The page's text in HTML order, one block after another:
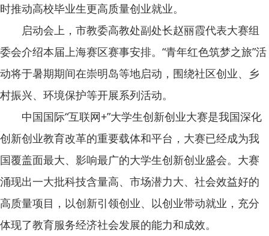
时推动高校毕业生更高质量创业就业。
启动会上，市教委高教处副处长赵丽霞代表大赛组
委会介绍本届上海赛区赛事安排。“青年红色筑梦之旅”活
动将于暑期期间在崇明岛等地启动，围绕社区创业、乡
村振兴、环境保护等开展系列活动。
中国国际“互联网+”大学生创新创业大赛是我国深化
创新创业教育改革的重要载体和平台，大赛已经成为我
国覆盖面最大、影响最广的大学生创新创业盛会。大赛
涌现出一大批科技含量高、市场潜力大、社会效益好的
高质量项目，以创新引领创业、以创业带动就业，充分
体现了教育服务经济社会发展的能力和成效。